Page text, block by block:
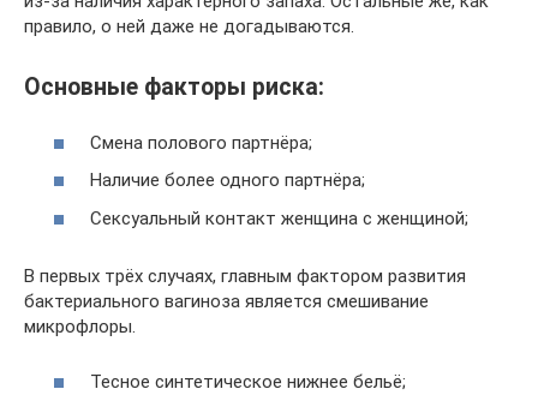
правило, о ней даже не догадываются.
Основные факторы риска:
Смена полового партнёра;
Наличие более одного партнёра;
Сексуальный контакт женщина с женщиной;
В первых трёх случаях, главным фактором развития
бактериального вагиноза является смешивание
микрофлоры.
Тесное синтетическое нижнее бельё;